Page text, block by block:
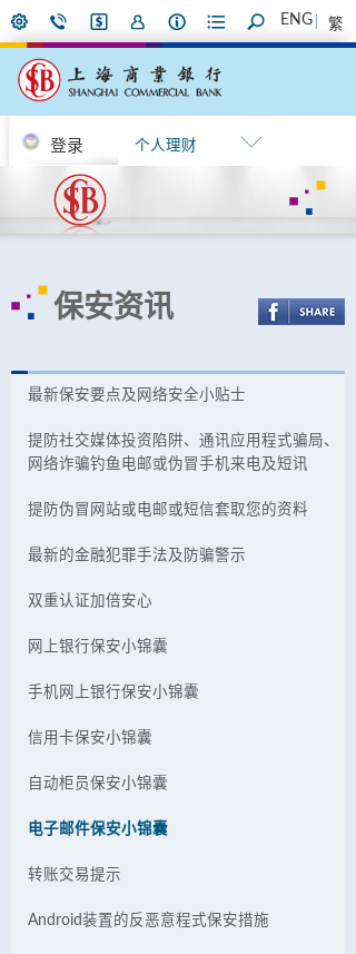
ENG 繁
登录 个人理财
保安资讯
最新保安要点及网络安全小贴士
提防社交媒体投资陷阱、通讯应用程式骗局、
网络诈骗钓鱼电邮或伪冒手机来电及短讯
提防伪冒网站或电邮或短信套取您的资料
最新的金融犯罪手法及防骗警示
双重认证加倍安心
网上银行保安小锦囊
手机网上银行保安小锦囊
信用卡保安小锦囊
自动柜员保安小锦囊
电子邮件保安小锦囊
转账交易提示
Android装置的反恶意程式保安措施